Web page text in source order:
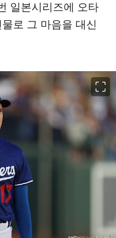
일본시리즈에 오타
로 그 마음을 대신